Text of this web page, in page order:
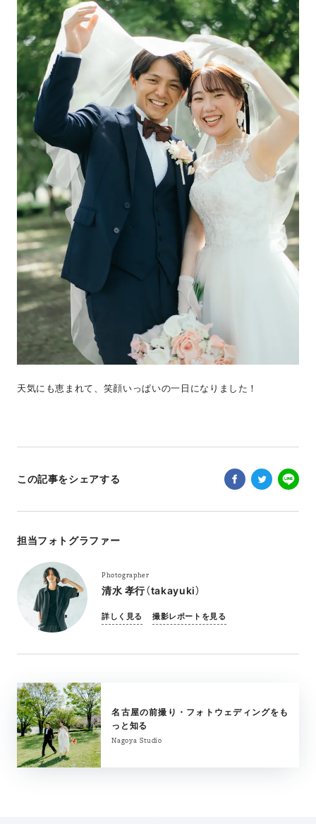
天気にも恵まれて、笑顔いっぱいの一日になりました！
この記事をシェアする
担当フォトグラファー
Photographer
清水 孝行（takayuki）
詳しく見る 撮影レポートを見る
名古屋の前撮り・フォトウェディングをも
っと知る
Nagoya Studio